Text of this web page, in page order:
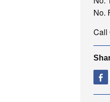
No.
Call